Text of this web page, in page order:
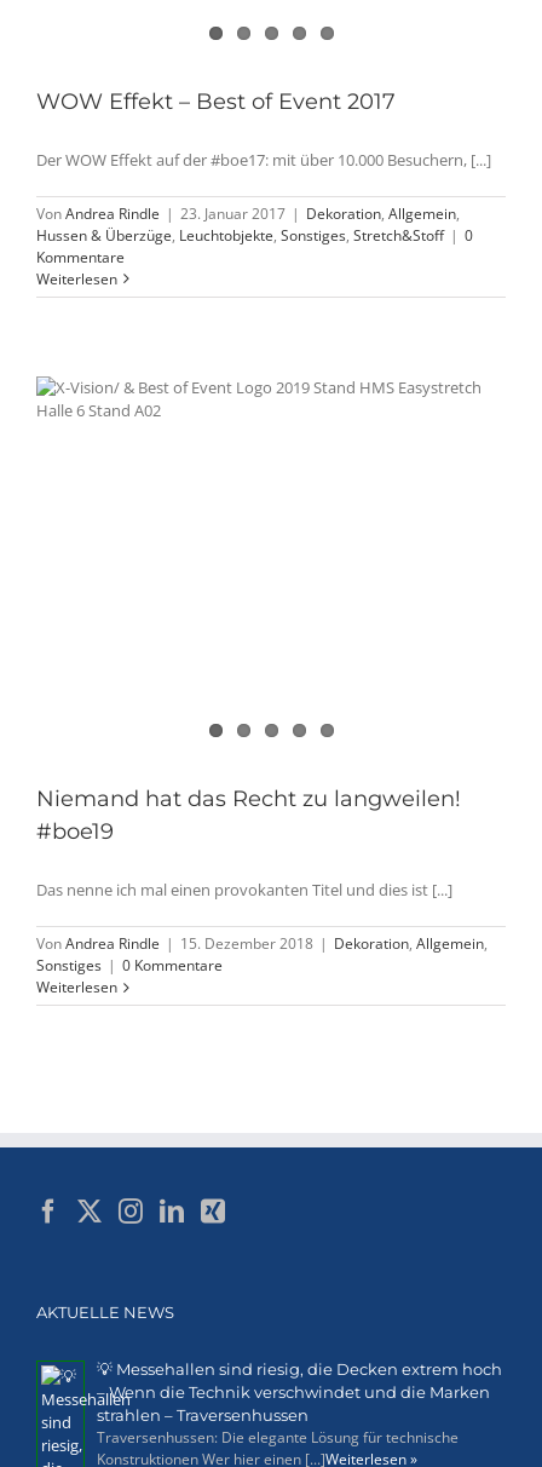
WOW Effekt – Best of Event 2017
Der WOW Effekt auf der #boe17: mit über 10.000 Besuchern, [...]
VonAndrea Rindle | 23. Januar 2017 | Dekoration, Allgemein,
Hussen & Überzüge, Leuchtobjekte, Sonstiges, Stretch&Stoff | 0
Kommentare
Weiterlesen
Niemand hat das Recht zu langweilen!
#boe19
Das nenne ich mal einen provokanten Titel und dies ist [...]
VonAndrea Rindle | 15. Dezember 2018 | Dekoration, Allgemein,
Sonstiges | 0 Kommentare
Weiterlesen
AKTUELLE NEWS
💡 Messehallen sind riesig, die Decken extrem hoch
– Wenn die Technik verschwindet und die Marken
strahlen – Traversenhussen
Traversenhussen: Die elegante Lösung für technische
Konstruktionen Wer hier einen [...]Weiterlesen »